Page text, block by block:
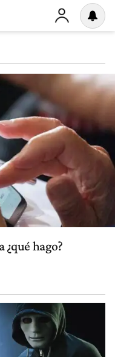
¿qué hago?